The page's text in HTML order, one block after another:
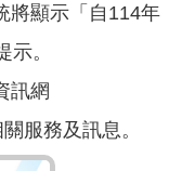
將顯示「自114年
。
訊網
服務及訊息。